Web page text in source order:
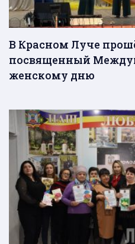
В Красном Луче
посвященный
женскому дню